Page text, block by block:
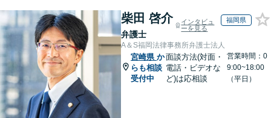
柴田 啓介
弁護士
インタビュ
ーを見る
福岡県
A＆S福岡法律事務所弁護士法人
宮崎県 か
らも相談
受付中
面談方法(対面・
電話・ビデオな
ど)は応相談
営業時間：0
9:00~18:00
（平日）